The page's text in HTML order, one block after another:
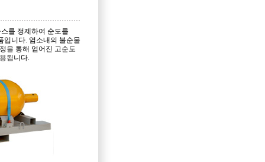
를 정제하여 순도를
입니다. 염소내의 불순물
을 통해 얻어진 고순도
됩니다.